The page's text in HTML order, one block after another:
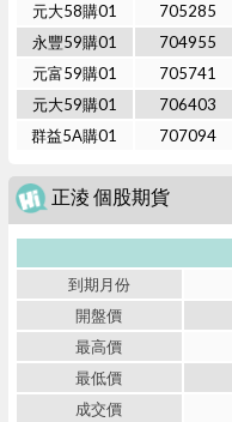
元大58購01
705285
永豐59購01
704955
元富59購01
705741
元大59購01
706403
群益5A購01
707094
正淩 個股期貨
到期月份
開盤價
最高價
最低價
成交價